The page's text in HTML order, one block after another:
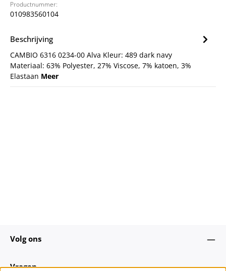
Productnummer:
010983560104
Beschrijving
CAMBIO 6316 0234-00 Alva Kleur: 489 dark navy
Materiaal: 63% Polyester, 27% Viscose, 7% katoen, 3%
Elastaan Meer
Volg ons
Vragen